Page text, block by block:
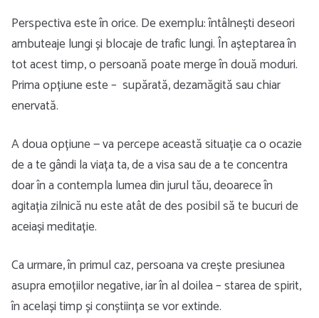
Perspectiva este în orice. De exemplu: întâlnești deseori
ambuteaje lungi și blocaje de trafic lungi. În așteptarea în
tot acest timp, o persoană poate merge în două moduri.
Prima opțiune este – supărată, dezamăgită sau chiar
enervată.
A doua opțiune — va percepe această situație ca o ocazie
de a te gândi la viața ta, de a visa sau de a te concentra
doar în a contempla lumea din jurul tău, deoarece în
agitația zilnică nu este atât de des posibil să te bucuri de
aceiași meditație.
Ca urmare, în primul caz, persoana va crește presiunea
asupra emoțiilor negative, iar în al doilea – starea de spirit,
în același timp și conștiința se vor extinde.